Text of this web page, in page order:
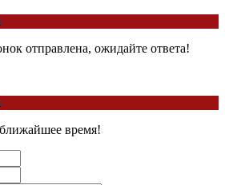
отправлена, ожидайте ответа!
время!